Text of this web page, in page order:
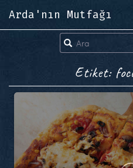
Arda'nın Mutfağı
Etiket: